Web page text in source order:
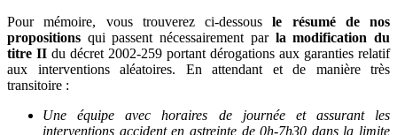
Pour mémoire, vous trouverez ci-dessousle résumé de nos
propositions qui passent nécessairement par la modification du
titre II du décret 2002-259 portant dérogations aux garanties relatif
aux interventions aléatoires. En attendant et de manière très
transitoire :
Une équipe avec horaires de journée et assurant les
interventions accident en astreinte de 0h-7h30 dans la limite